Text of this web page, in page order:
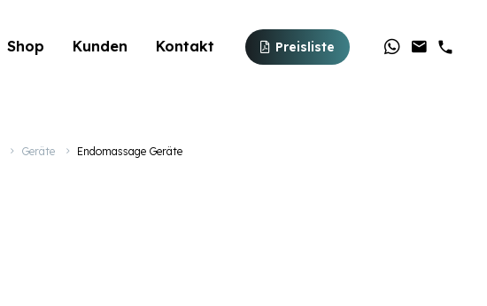
Shop Kunden Kontakt Preisliste
Geräte Endomassage Geräte